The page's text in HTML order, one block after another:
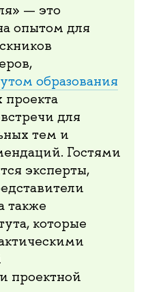
— это
опытом для
образования
проекта
для
тем и
Гостями
эксперты,
также
которые
проектной